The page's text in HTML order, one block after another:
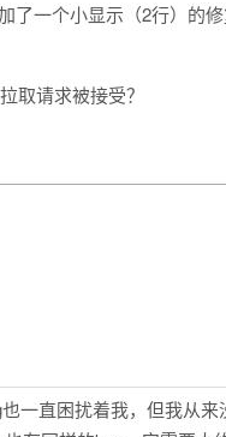
了一个小显示（2行）的
取请求被接受？
一直困扰着我，但我从